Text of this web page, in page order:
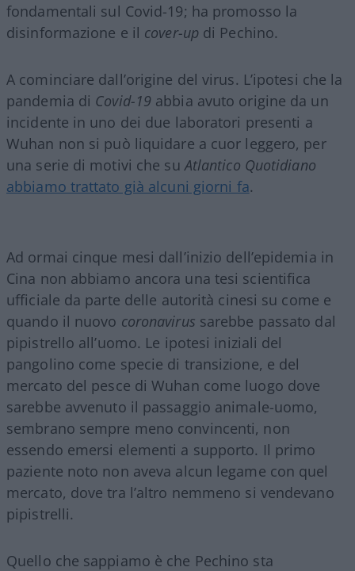
fondamentali sul Covid-19; ha promosso la
disinformazione e il cover-updi Pechino.
A cominciare dall’origine del virus. L’ipotesi che la
pandemia di Covid-19 abbia avuto origine da un
incidente in uno dei due laboratori presenti a
Wuhan non si può liquidare a cuor leggero, per
una serie di motivi che su Atlantico Quotidiano
abbiamo trattato già alcuni giorni fa.
Ad ormai cinque mesi dall’inizio dell’epidemia in
Cina non abbiamo ancora una tesi scientifica
ufficiale da parte delle autorità cinesi su come e
quando il nuovo coronavirus sarebbe passato dal
pipistrello all’uomo. Le ipotesi iniziali del
pangolino come specie di transizione, e del
mercato del pesce di Wuhan come luogo dove
sarebbe avvenuto il passaggio animale-uomo,
sembrano sempre meno convincenti, non
essendo emersi elementi a supporto. Il primo
paziente noto non aveva alcun legame con quel
mercato, dove tra l’altro nemmeno si vendevano
pipistrelli.
Quello che sappiamo è che Pechino sta